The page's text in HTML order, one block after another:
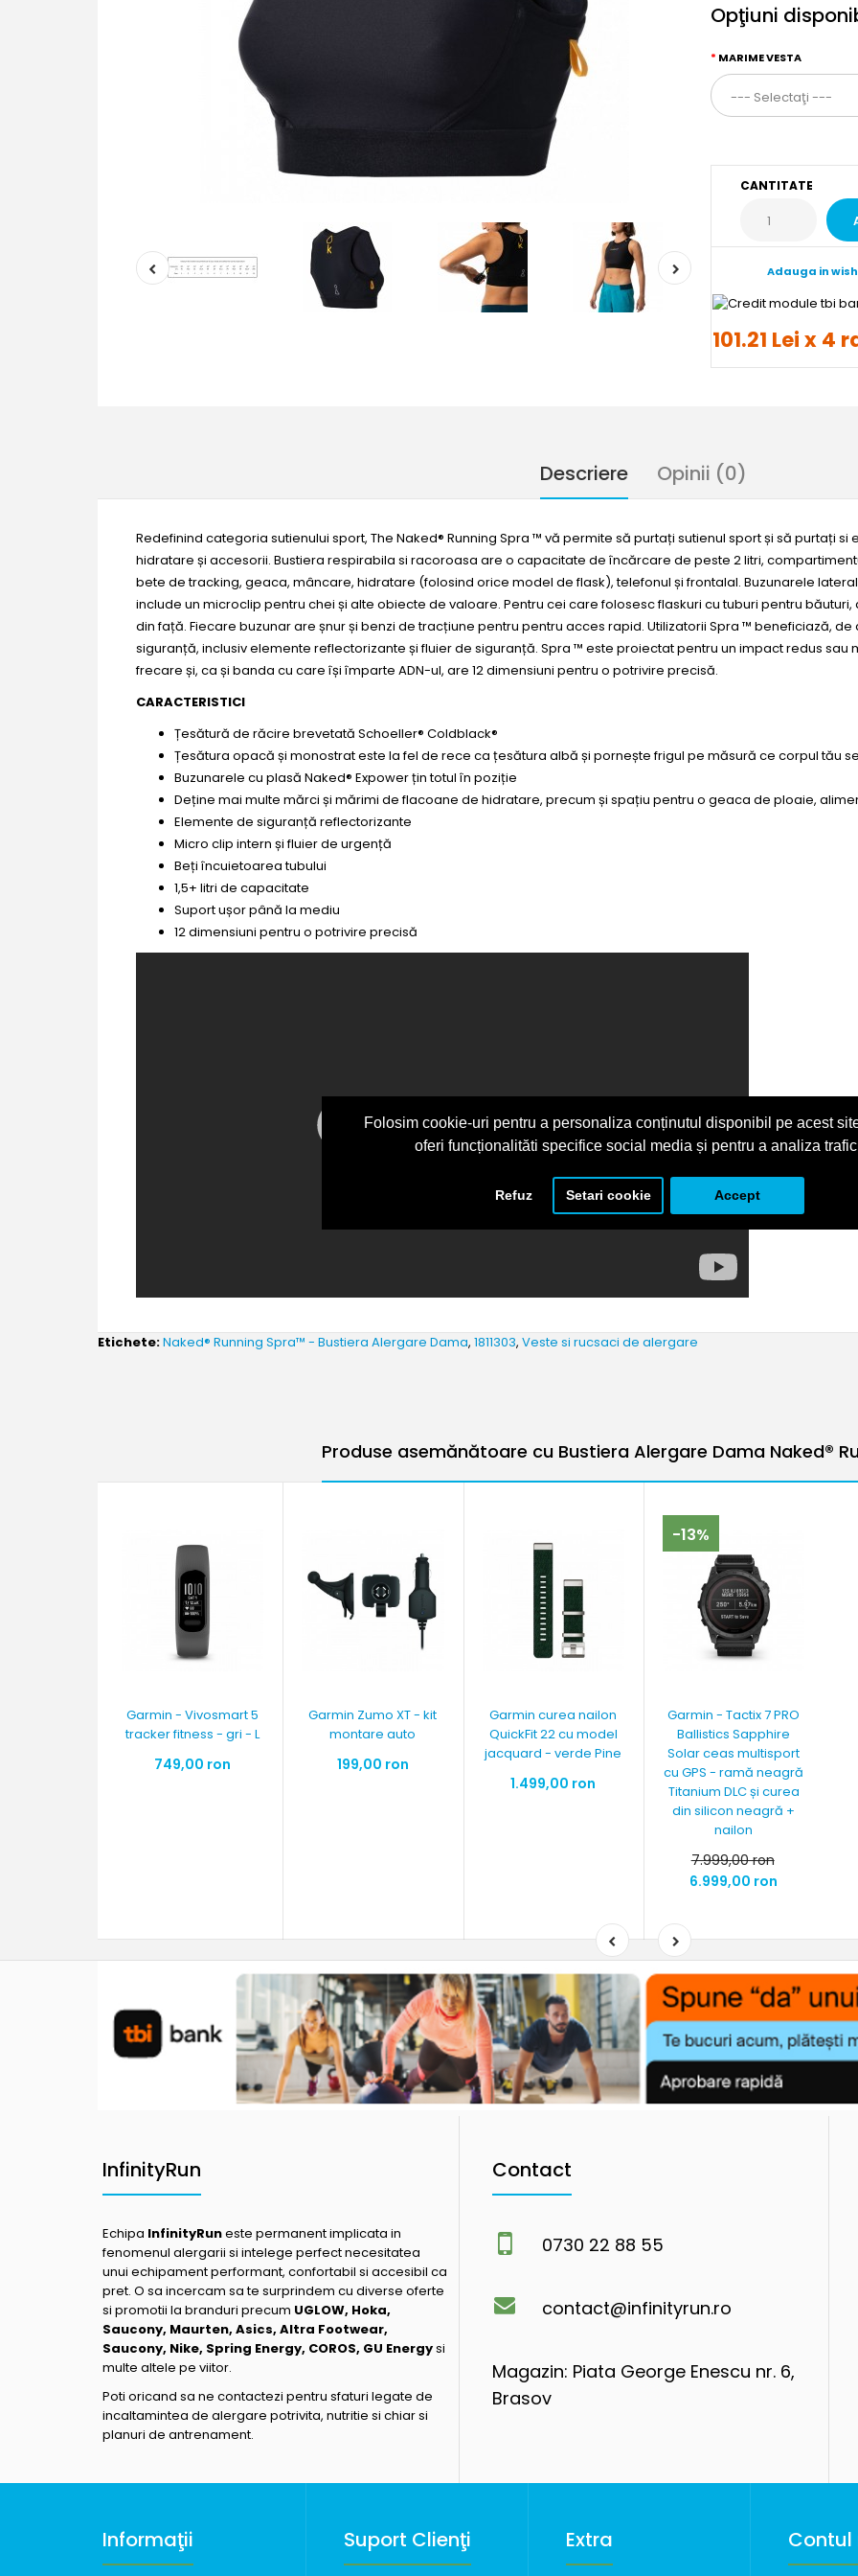
Folosim cookie-uri pentru a personaliza conținutul disponibil pe acest
oferi funcționalităti specifice social media și pentru a analiza
Refuz Setari cookie Accept
Opţiuni
MARIME VESTA
CANTITATE
Adauga in
101.21 Lei x 4
Descriere Opinii (0)
Redefinind categoria sutienului sport, The Naked® Running Spra ™ vă permite să purtați sutienul sport și să purtați
hidratare și accesorii. Bustiera respirabila si racoroasa are o capacitate de încărcare de peste 2 litri,
bete de tracking, geaca, mâncare, hidratare (folosind orice model de flask), telefonul și frontalal. Buzunarele
include un microclip pentru chei și alte obiecte de valoare. Pentru cei care folosesc flaskuri cu tuburi pentru
din față. Fiecare buzunar are șnur și benzi de tracțiune pentru pentru acces rapid. Utilizatorii Spra ™ beneficiază,
siguranță, inclusiv elemente reflectorizante și fluier de siguranță. Spra ™ este proiectat pentru un impact redus sau
frecare și, ca și banda cu care își împarte ADN-ul, are 12 dimensiuni pentru o potrivire precisă.
CARACTERISTICI
Țesătură de răcire brevetată Schoeller® Coldblack®
Țesătura opacă și monostrat este la fel de rece ca țesătura albă și pornește frigul pe măsură ce corpul tău
Buzunarele cu plasă Naked® Expower țin totul în poziție
Deține mai multe mărci și mărimi de flacoane de hidratare, precum și spațiu pentru o geaca de ploaie,
Elemente de siguranță reflectorizante
Micro clip intern și fluier de urgență
Beți încuietoarea tubului
1,5+ litri de capacitate
Suport ușor până la mediu
12 dimensiuni pentru o potrivire precisă
Etichete:Naked® Running Spra™ - Bustiera Alergare Dama, 1811303, Veste si rucsaci de alergare
Produse asemănătoare cu Bustiera Alergare Dama Naked®
Garmin - Vivosmart 5
tracker fitness - gri - L
749,00 ron
Garmin Zumo XT - kit
montare auto
199,00 ron
Garmin curea nailon
QuickFit 22 cu model
jacquard - verde Pine
1.499,00 ron
-13%
Garmin - Tactix 7 PRO
Ballistics Sapphire
Solar ceas multisport
cu GPS - ramă neagră
Titanium DLC și curea
din silicon neagră +
nailon
7.999,00 ron
6.999,00 ron
InfinityRun
Echipa InfinityRuneste permanent implicata in
fenomenul alergarii si intelege perfect necesitatea
unui echipament performant, confortabil si accesibil ca
pret. O sa incercam sa te surprindem cu diverse oferte
si promotii la branduri precum UGLOW, Hoka,
Saucony, Maurten, Asics, Altra Footwear,
Saucony, Nike, Spring Energy, COROS, GU Energysi
multe altele pe viitor.
Poti oricand sa ne contactezi pentru sfaturi legate de
incaltamintea de alergare potrivita, nutritie si chiar si
planuri de antrenament.
Contact
0730 22 88 55
contact@infinityrun.ro
Magazin: Piata George Enescu nr. 6,
Brasov
Informaţii Suport Clienţi Extra Contul